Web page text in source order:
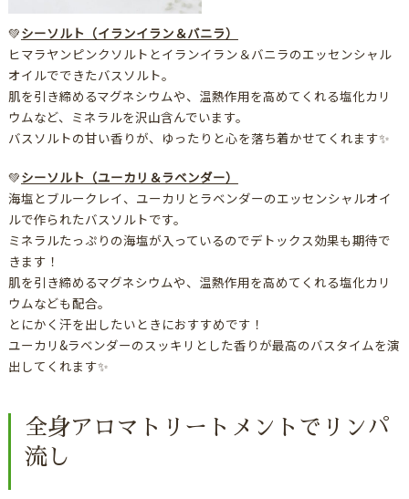
💚シーソルト（イランイラン＆バニラ）
ヒマラヤンピンクソルトとイランイラン＆バニラのエッセンシャル
オイルでできたバスソルト。
肌を引き締めるマグネシウムや、温熱作用を高めてくれる塩化カリ
ウムなど、ミネラルを沢山含んでいます。
バスソルトの甘い香りが、ゆったりと心を落ち着かせてくれます✨
💚シーソルト（ユーカリ＆ラベンダー）
海塩とブルークレイ、ユーカリとラベンダーのエッセンシャルオイ
ルで作られたバスソルトです。
ミネラルたっぷりの海塩が入っているのでデトックス効果も期待で
きます！
肌を引き締めるマグネシウムや、温熱作用を高めてくれる塩化カリ
ウムなども配合。
とにかく汗を出したいときにおすすめです！
ユーカリ&ラベンダーのスッキリとした香りが最高のバスタイムを演
出してくれます✨
全身アロマトリートメントでリンパ
流し